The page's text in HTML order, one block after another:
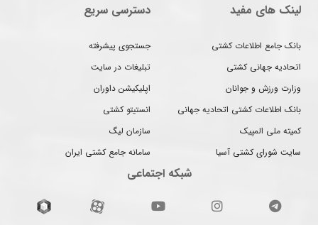
لینک های مفید
بانک جامع اطلاعات کشتی
اتحادیه جهانی کشتی
وزارت ورزش و جوانان
بانک اطلاعات کشتی اتحادیه جهانی
کمیته ملی المپیک
سایت شورای کشتی آسیا
دسترسی سریع
جستجوی پیشرفته
تبلیغات در سایت
اپلیکیشن داوران
انستیتو کشتی
سازمان لیگ
سامانه جامع کشتی ایران
شبکه اجتماعی